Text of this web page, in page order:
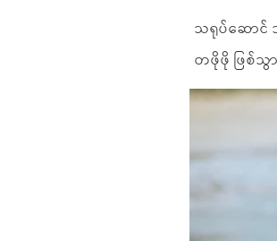
သရုပ်ဆောင်
တဖိုဖို ဖြစ်သွ